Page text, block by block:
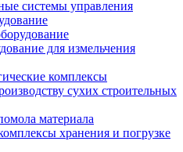
системы управления
для измельчения
комплексы
сухих строительных
материала
хранения и погрузке